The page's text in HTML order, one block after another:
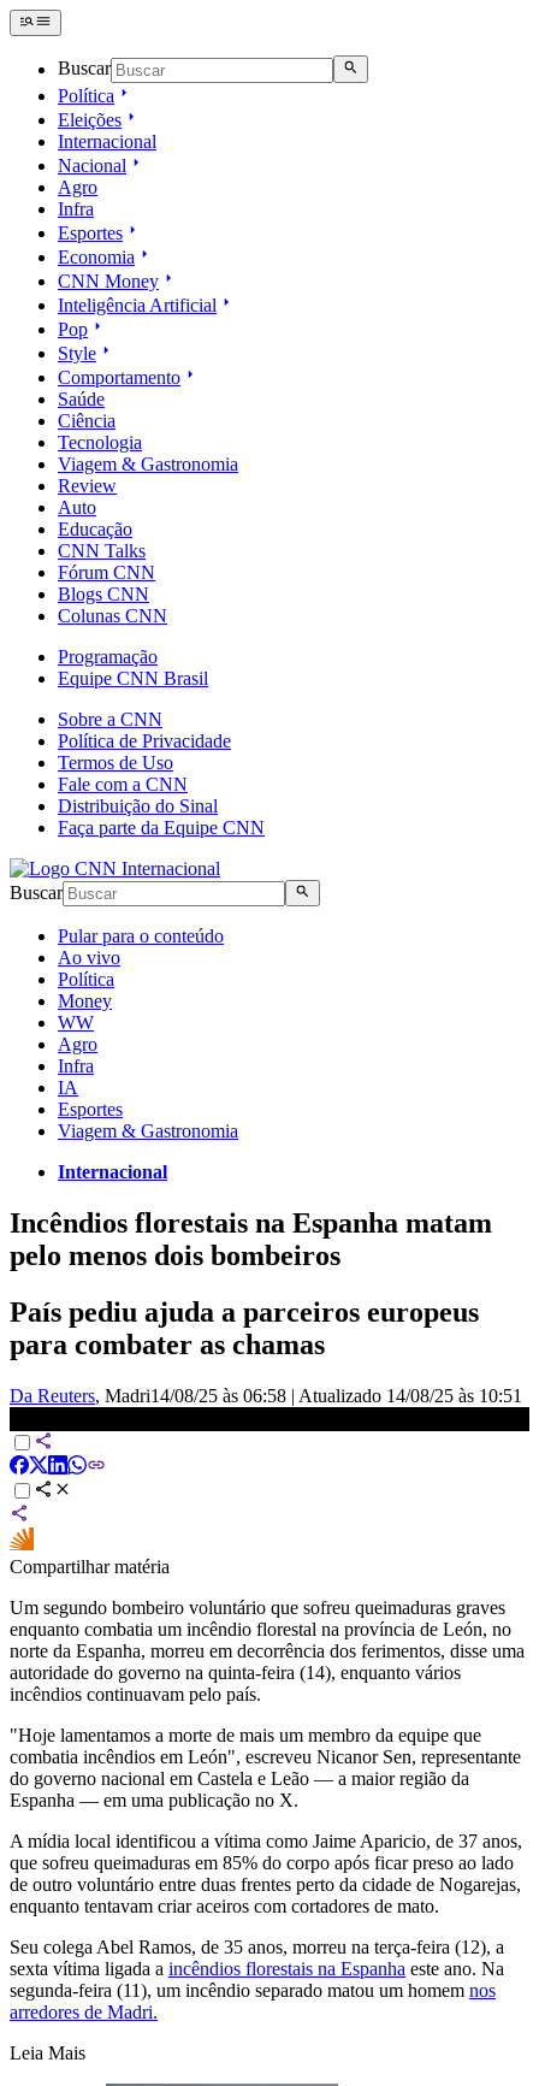
Buscar
Política
Eleições
Internacional
Nacional
Agro
Infra
Esportes
Economia
CNN Money
Inteligência Artificial
Pop
Style
Comportamento
Saúde
Ciência
Tecnologia
Viagem & Gastronomia
Review
Auto
Educação
CNN Talks
Fórum CNN
Blogs CNN
Colunas CNN
Programação
Equipe CNN Brasil
Sobre a CNN
Política de Privacidade
Termos de Uso
Fale com a CNN
Distribuição do Sinal
Faça parte da Equipe CNN
Buscar
Pular para o conteúdo
Ao vivo
Política
Money
WW
Agro
Infra
IA
Esportes
Viagem & Gastronomia
Internacional
Incêndios florestais na Espanha matam
pelo menos dois bombeiros
País pediu ajuda a parceiros europeus
para combater as chamas
Da Reuters, Madri14/08/25 às 06:58 | Atualizado 14/08/25 às 10:51
Compartilhar matéria
Um segundo bombeiro voluntário que sofreu queimaduras graves
enquanto combatia um incêndio florestal na província de León, no
norte da Espanha, morreu em decorrência dos ferimentos, disse uma
autoridade do governo na quinta-feira (14), enquanto vários
incêndios continuavam pelo país.
"Hoje lamentamos a morte de mais um membro da equipe que
combatia incêndios em León", escreveu Nicanor Sen, representante
do governo nacional em Castela e Leão — a maior região da
Espanha — em uma publicação no X.
A mídia local identificou a vítima como Jaime Aparicio, de 37 anos,
que sofreu queimaduras em 85% do corpo após ficar preso ao lado
de outro voluntário entre duas frentes perto da cidade de Nogarejas,
enquanto tentavam criar aceiros com cortadores de mato.
Seu colega Abel Ramos, de 35 anos, morreu na terça-feira (12), a
sexta vítima ligada a incêndios florestais na Espanha este ano. Na
segunda-feira (11), um incêndio separado matou um homem nos
arredores de Madri.
Leia Mais